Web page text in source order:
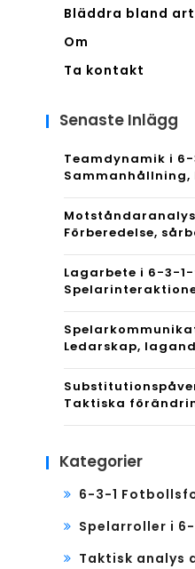
Bläddra bland
Om
Ta kontakt
Senaste Inlägg
Teamdynamik i
Förberedelse,
Lagarbete i 6-3-
Ledarskap,
Taktiska
Kategorier
6-3-1
Spelarroller i
Taktisk analys